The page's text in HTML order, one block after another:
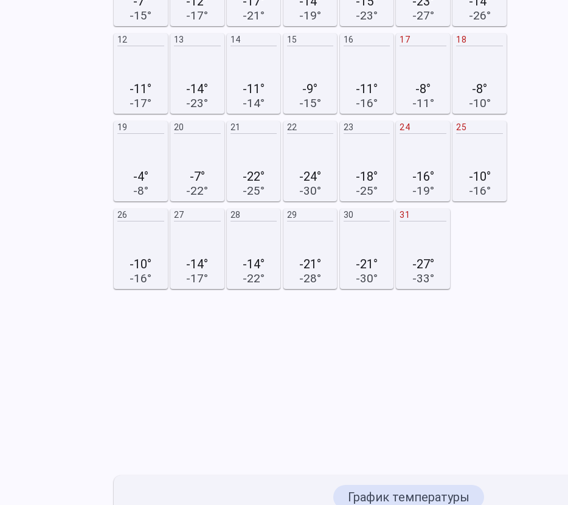
-15° -17° -21° -19° -23° -27° -26°
12
-11°
-17°
13
-14°
-23°
14
-11°
-14°
15
-9°
-15°
16
-11°
-16°
17
-8°
-11°
18
-8°
-10°
19
-4°
-8°
20
-7°
-22°
21
-22°
-25°
22
-24°
-30°
23
-18°
-25°
24
-16°
-19°
25
-10°
-16°
26
-10°
-16°
27
-14°
-17°
28
-14°
-22°
29
-21°
-28°
30
-21°
-30°
31
-27°
-33°
График температуры